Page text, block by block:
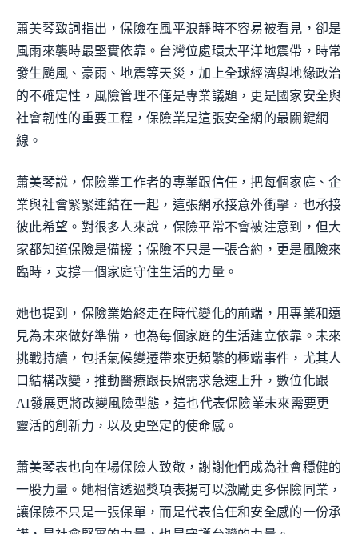
蕭美琴致詞指出，保險在風平浪靜時不容易被看見，卻是
風雨來襲時最堅實依靠。台灣位處環太平洋地震帶，時常
發生颱風、豪雨、地震等天災，加上全球經濟與地緣政治
的不確定性，風險管理不僅是專業議題，更是國家安全與
社會韌性的重要工程，保險業是這張安全網的最關鍵網
線。
蕭美琴說，保險業工作者的專業跟信任，把每個家庭、企
業與社會緊緊連結在一起，這張網承接意外衝擊，也承接
彼此希望。對很多人來說，保險平常不會被注意到，但大
家都知道保險是備援；保險不只是一張合約，更是風險來
臨時，支撐一個家庭守住生活的力量。
她也提到，保險業始終走在時代變化的前端，用專業和遠
見為未來做好準備，也為每個家庭的生活建立依靠。未來
挑戰持續，包括氣候變遷帶來更頻繁的極端事件，尤其人
口結構改變，推動醫療跟長照需求急速上升，數位化跟
AI發展更將改變風險型態，這也代表保險業未來需要更
靈活的創新力，以及更堅定的使命感。
蕭美琴表也向在場保險人致敬，謝謝他們成為社會穩健的
一股力量。她相信透過獎項表揚可以激勵更多保險同業，
讓保險不只是一張保單，而是代表信任和安全感的一份承